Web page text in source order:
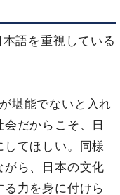
語を重視している
堪能でないと入れ
だからこそ、日
てほしい。同様
ら、日本の文化
力を身に付けら